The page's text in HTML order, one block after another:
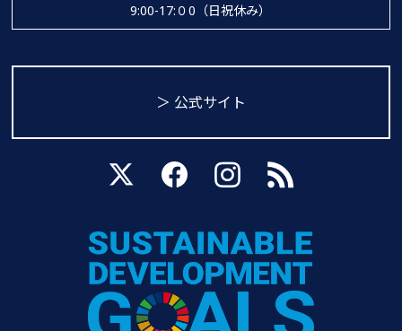
9:00-17:０0（日祝休み）
＞ 公式サイト